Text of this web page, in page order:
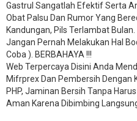
Gastrul Sangatlah Efektif Serta
Obat Palsu Dan Rumor Yang
Kandungan, Pils Terlambat
Jangan Pernah Melakukan Hal
Coba ). BERBAHAYA !!!
Web Terpercaya Disini Anda
Mifrprex Dan Pembersih Dengan
PHP, Jaminan Bersih Tanpa
Aman Karena Dibimbing